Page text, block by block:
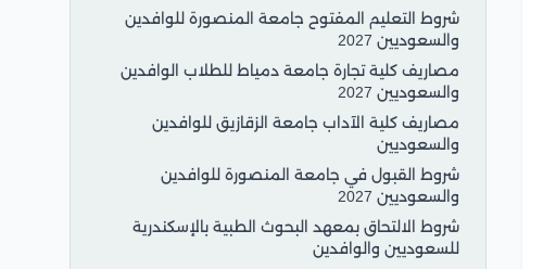
شروط التعليم المفتوح جامعة المنصورة للوافدين
والسعوديين 2027
مصاريف كلية تجارة جامعة دمياط للطلاب الوافدين
والسعوديين 2027
مصاريف كلية الآداب جامعة الزقازيق للوافدين
والسعوديين
شروط القبول في جامعة المنصورة للوافدين
والسعوديين 2027
شروط الالتحاق بمعهد البحوث الطبية بالإسكندرية
للسعوديين والوافدين